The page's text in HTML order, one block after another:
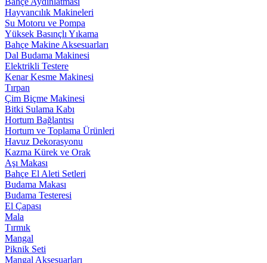
Hayvancılık Makineleri
Su Motoru ve Pompa
Yüksek Basınçlı Yıkama
Bahçe Makine Aksesuarları
Dal Budama Makinesi
Elektrikli Testere
Kenar Kesme Makinesi
Tırpan
Çim Biçme Makinesi
Bitki Sulama Kabı
Hortum Bağlantısı
Hortum ve Toplama Ürünleri
Havuz Dekorasyonu
Kazma Kürek ve Orak
Aşı Makası
Bahçe El Aleti Setleri
Budama Makası
Budama Testeresi
El Çapası
Mala
Tırmık
Mangal
Piknik Seti
Mangal Aksesuarları